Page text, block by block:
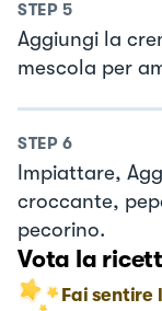
STEP 5
Aggiungi la
mescola per
STEP 6
Impiattare,
croccante,
pecorino.
Vota la
Fai sentire